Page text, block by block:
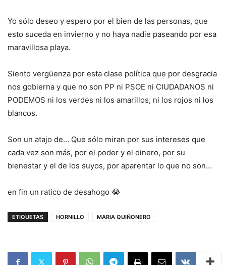
Yo sólo deseo y espero por el bien de las personas, que
esto suceda en invierno y no haya nadie paseando por esa
maravillosa playa.
Siento vergüenza por esta clase política que por desgracia
nos gobierna y que no son PP ni PSOE ni CIUDADANOS ni
PODEMOS ni los verdes ni los amarillos, ni los rojos ni los
blancos.
Son un atajo de… Que sólo miran por sus intereses que
cada vez son más, por el poder y el dinero, por su
bienestar y el de los suyos, por aparentar lo que no son…
en fin un ratico de desahogo 😭
ETIQUETAS HORNILLO MARIA QUIÑONERO